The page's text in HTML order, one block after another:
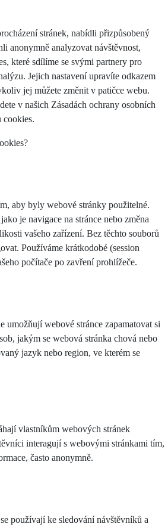
stránek, nabídli přizpůsobený
anonymně analyzovat návštěvnost,
které sdílíme se svými partnery pro
Jejich nastavení upravíte odkazem
jej můžete změnit v patičce webu.
v našich Zásadách ochrany osobních
cookies.
aby byly webové stránky použitelné.
je navigace na stránce nebo změna
vašeho zařízení. Bez těchto souborů
Používáme krátkodobé (session
počítače po zavření prohlížeče.
umožňují webové stránce zapamatovat si
jakým se webová stránka chová nebo
jazyk nebo region, ve kterém se
vlastníkům webových stránek
interagují s webovými stránkami tím,
často anonymně.
používají ke sledování návštěvníků a